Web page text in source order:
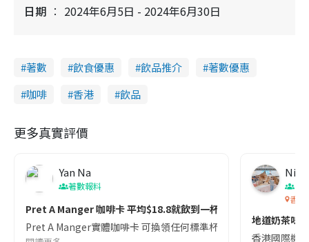
日期 2024年6月5日 - 2024年6月30日
著數 飲食優惠 飲品推介
著數優惠
咖啡
香港 飲品
更多真實評價
Yan Na
著數報料
Pret A Manger 咖啡卡 平均$18.8就飲到一杯
Pret A Manger實體咖啡卡 可換領任何標準杯裝(十二安士)之咖
香港
地道奶茶味
香港國際機